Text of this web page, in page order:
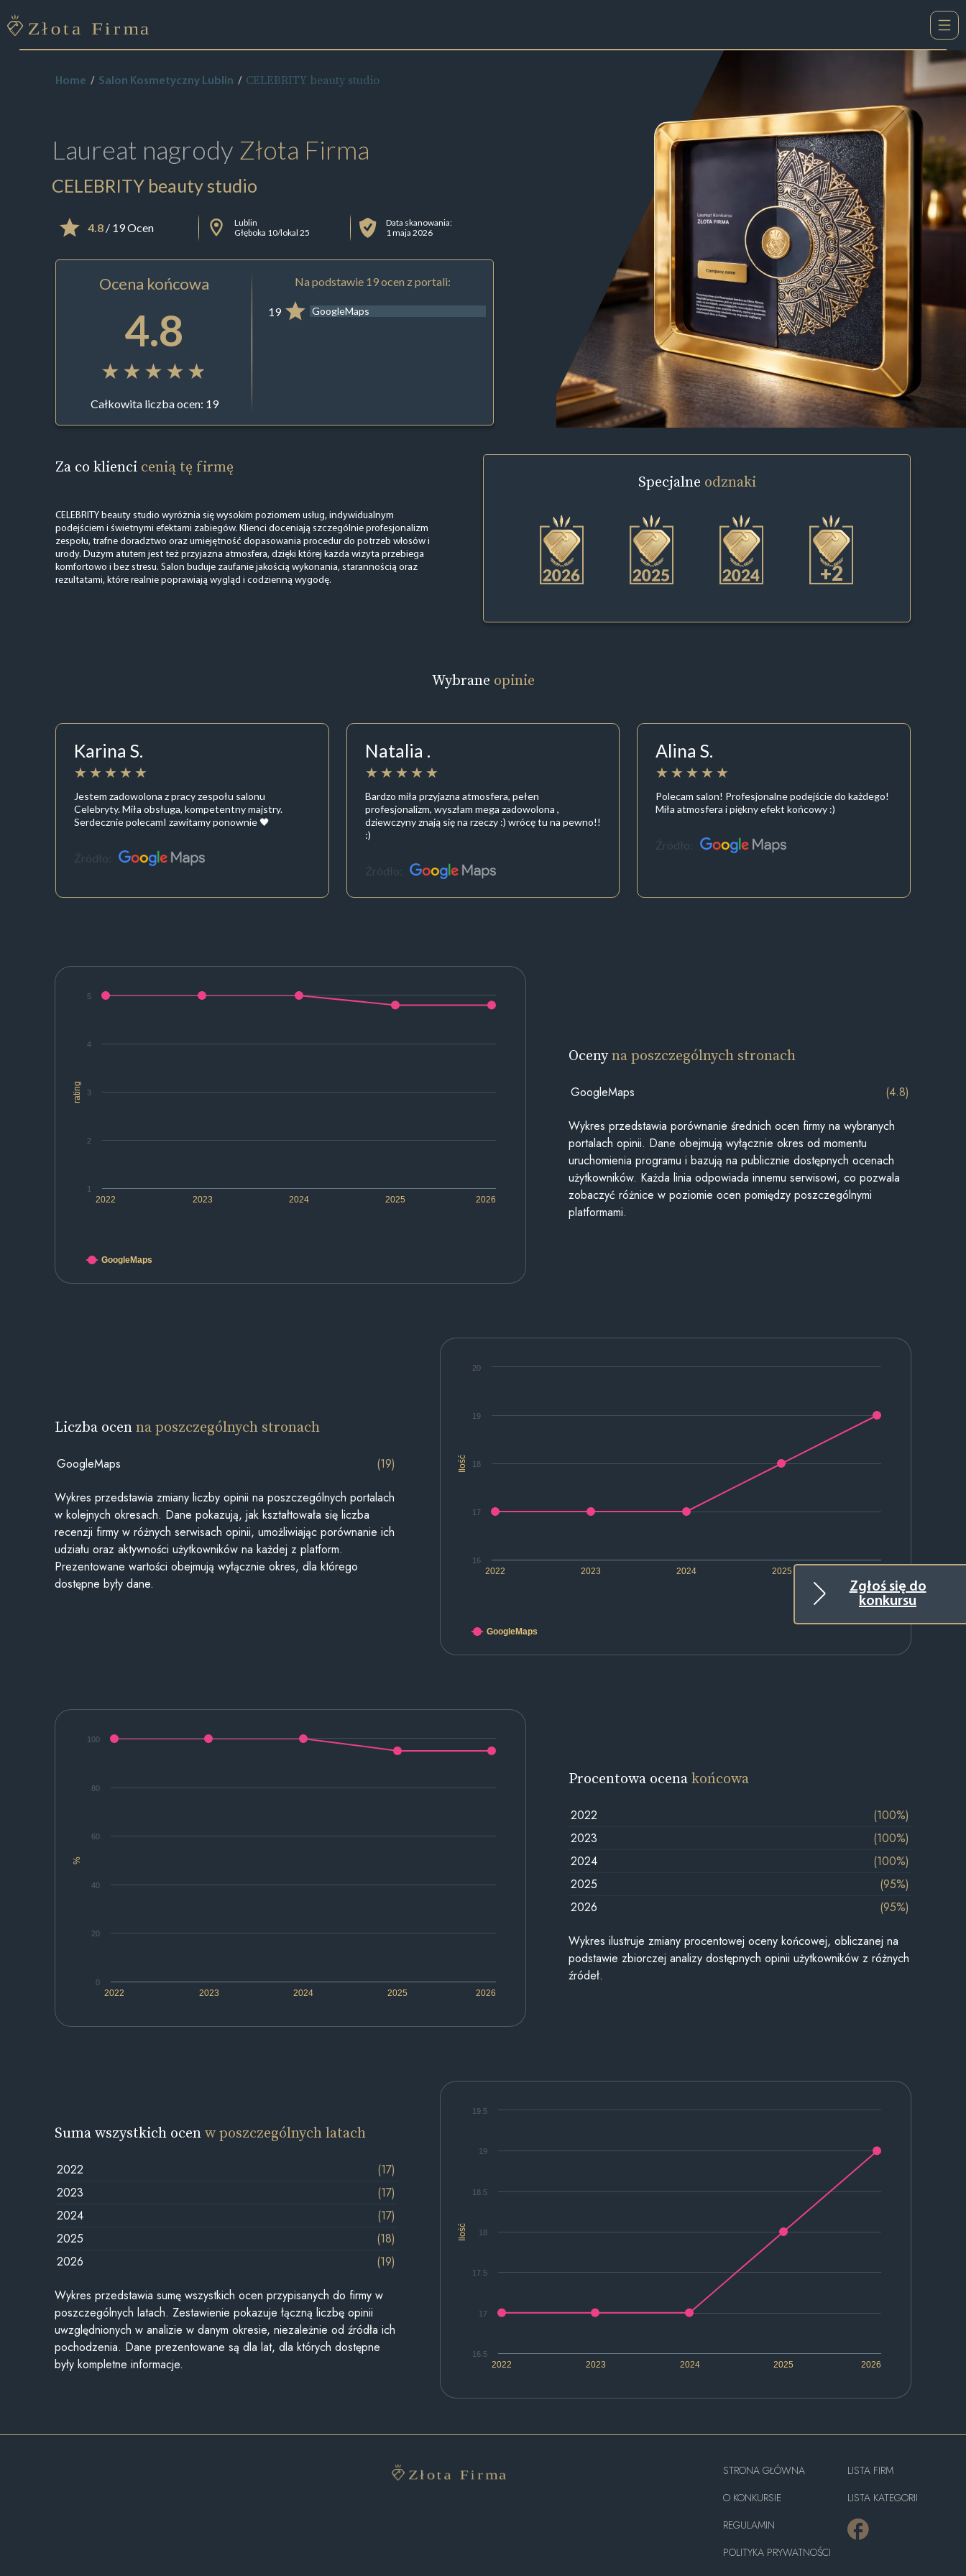
Zgłoś się do
konkursu
Home Salon Kosmetyczny Lublin CELEBRITY beauty studio
Laureat nagrody Złota Firma
CELEBRITY beauty studio
4.8/ 19 Ocen
Lublin
Głęboka 10/lokal 25
Data skanowania:
1 maja 2026
Ocena końcowa
4.8
Całkowita liczba ocen: 19
Na podstawie 19 ocen z portali:
19 GoogleMaps
Za co klienci cenią tę firmę
CELEBRITY beauty studio wyróżnia się wysokim poziomem usług, indywidualnym
podejściem i świetnymi efektami zabiegów. Klienci doceniają szczególnie profesjonalizm
zespołu, trafne doradztwo oraz umiejętność dopasowania procedur do potrzeb włosów i
urody. Dużym atutem jest też przyjazna atmosfera, dzięki której każda wizyta przebiega
komfortowo i bez stresu. Salon buduje zaufanie jakością wykonania, starannością oraz
rezultatami, które realnie poprawiają wygląd i codzienną wygodę.
Specjalne odznaki
+2
Wybrane opinie
Karina S.
Jestem zadowolona z pracy zespołu salonu
Celebryty. Miła obsługa, kompetentny majstry.
Serdecznie polecamI zawitamy ponownie 🖤
Źródło:
Natalia .
Bardzo miła przyjazna atmosfera, pełen
profesjonalizm, wyszłam mega zadowolona ,
dziewczyny znają się na rzeczy :) wrócę tu na pewno!!
:)
Źródło:
Alina S.
Polecam salon! Profesjonalne podejście do każdego!
Miła atmosfera i piękny efekt końcowy :)
Źródło:
rating
2022 2023 2024 2025 2026
1
2
3
4
5
GoogleMaps
Ocenyna poszczególnych stronach
GoogleMaps (4.8)
Wykres przedstawia porównanie średnich ocen firmy na wybranych
portalach opinii. Dane obejmują wyłącznie okres od momentu
uruchomienia programu i bazują na publicznie dostępnych ocenach
użytkowników. Każda linia odpowiada innemu serwisowi, co pozwala
zobaczyć różnice w poziomie ocen pomiędzy poszczególnymi
platformami.
Ilość
2022 2023 2024 2025
17
18
19
16
20
GoogleMaps
Liczba ocenna poszczególnych stronach
GoogleMaps (19)
Wykres przedstawia zmiany liczby opinii na poszczególnych portalach
w kolejnych okresach. Dane pokazują, jak kształtowała się liczba
recenzji firmy w różnych serwisach opinii, umożliwiając porównanie ich
udziału oraz aktywności użytkowników na każdej z platform.
Prezentowane wartości obejmują wyłącznie okres, dla którego
dostępne były dane.
%
2022 2023 2024 2025 2026
0
20
40
60
80
100
Procentowa ocenakońcowa
2022
(100%)
2023
(100%)
2024
(100%)
2025
(95%)
2026
(95%)
Wykres ilustruje zmiany procentowej oceny końcowej, obliczanej na
podstawie zbiorczej analizy dostępnych opinii użytkowników z różnych
źródeł.
Ilość
2022 2023 2024 2025 2026
16.5
17
17.5
18
18.5
19
19.5
Suma wszystkich ocenw poszczególnych latach
2022
(17)
2023
(17)
2024
(17)
2025
(18)
2026
(19)
Wykres przedstawia sumę wszystkich ocen przypisanych do firmy w
poszczególnych latach. Zestawienie pokazuje łączną liczbę opinii
uwzględnionych w analizie w danym okresie, niezależnie od źródła ich
pochodzenia. Dane prezentowane są dla lat, dla których dostępne
były kompletne informacje.
STRONA GŁÓWNA
O KONKURSIE
REGULAMIN
POLITYKA PRYWATNOŚCI
LISTA FIRM
LISTA KATEGORII